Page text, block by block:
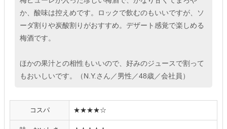
か、酸味は控えめです。ロックで飲むのもいいですが、ソ
ーダ割りや炭酸割りがおすすめ。デザート感覚で楽しめる
梅酒です。
ほかの果汁との相性もいいので、好みのジュースで割って
もおいしいです。（N.Y.さん／男性／48歳／会社員）
コスパ ★★★★☆